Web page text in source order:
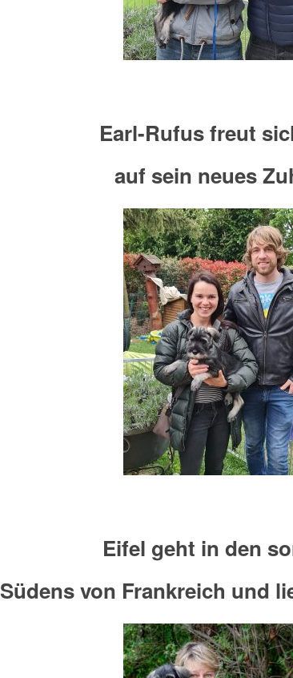
Earl-Rufus freut
auf sein neues
Eifel geht in den
Südens von Frankreich und